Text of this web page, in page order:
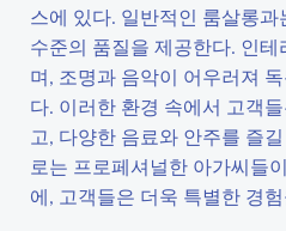
스에 있다. 일반적인 룸살롱
수준의 품질을 제공한다. 인
며, 조명과 음악이 어우러져
다. 이러한 환경 속에서 고객
고, 다양한 음료와 안주를 즐
로는 프로페셔널한 아가씨들
에, 고객들은 더욱 특별한 경